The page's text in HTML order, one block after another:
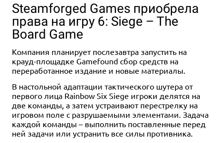
Steamforged Games приобрела
права на игру 6: Siege – The
Board Game
Компания планирует послезавтра запустить на
крауд-площадке Gamefound сбор средств на
переработанное издание и новые материалы.
В настольной адаптации тактического шутера от
первого лица Rainbow Six Siege игроки делятся на
две команды, а затем устраивают перестрелку на
игровом поле с разрушаемыми элементами. Задача
каждой команды – выполнить поставленные перед
ней задачи или устранить все силы противника.